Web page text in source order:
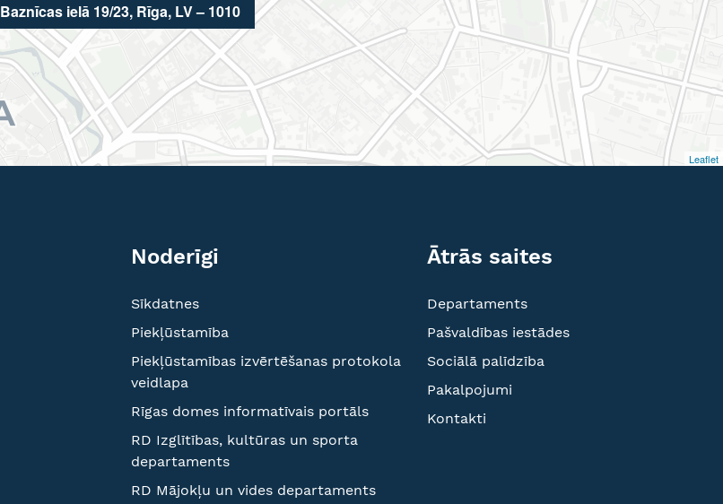
Baznīcas ielā 19/23, Rīga, LV – 1010
Leaflet
Noderīgi
Sīkdatnes
Piekļūstamība
Piekļūstamības izvērtēšanas protokola
veidlapa
Rīgas domes informatīvais portāls
RD Izglītības, kultūras un sporta
departaments
RD Mājokļu un vides departaments
Ātrās saites
Departaments
Pašvaldības iestādes
Sociālā palīdzība
Pakalpojumi
Kontakti